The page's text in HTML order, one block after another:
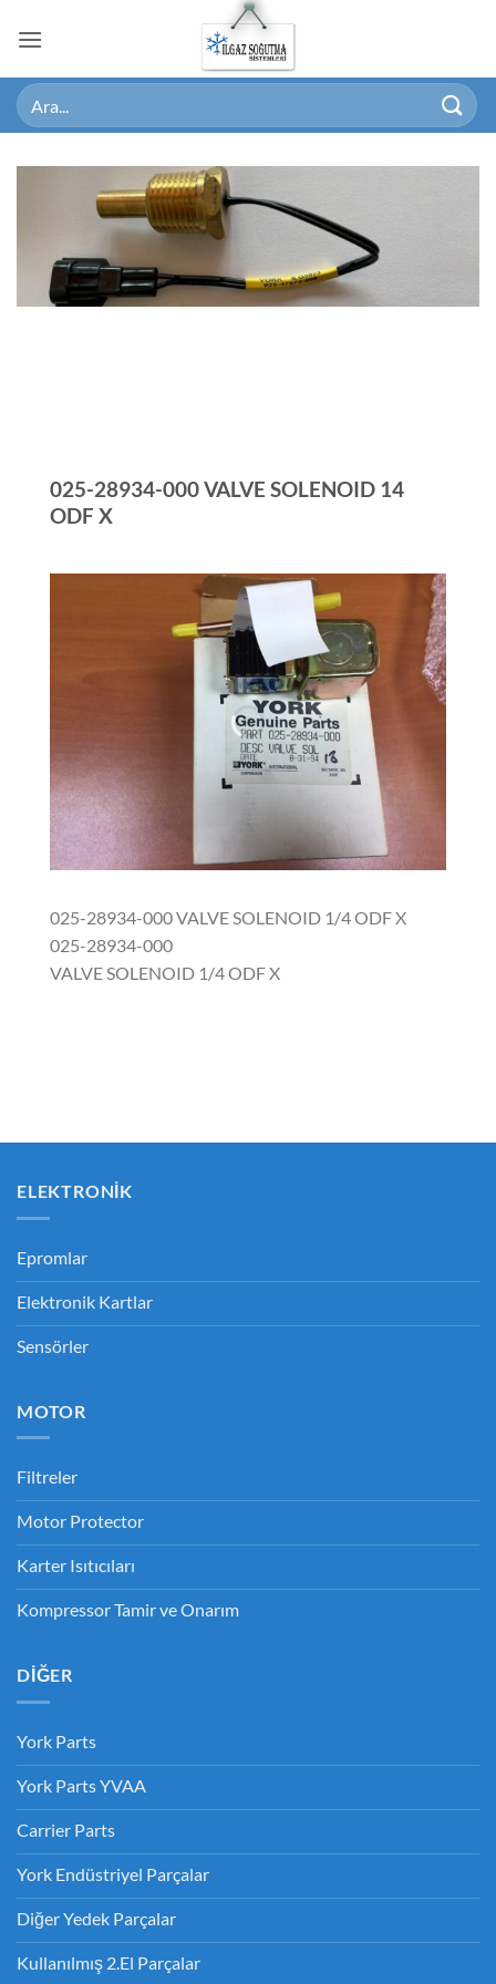
atla
025-28934-000 VALVE SOLENOID 14
ODF X
025-28934-000 VALVE SOLENOID 1/4 ODF X
025-28934-000
VALVE SOLENOID 1/4 ODF X
ELEKTRONIK
Epromlar
Elektronik Kartlar
Sensörler
MOTOR
Filtreler
Motor Protector
Karter Isıtıcıları
Kompressor Tamir ve Onarım
DIĞER
York Parts
York Parts YVAA
Carrier Parts
York Endüstriyel Parçalar
Diğer Yedek Parçalar
Kullanılmış 2.El Parçalar